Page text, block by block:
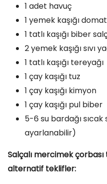
1 adet havuç
1 yemek kaşığı
1 tatlı kaşığı biber
2 yemek kaşığı sıvı
1 tatlı kaşığı tereyağı
1 çay kaşığı tuz
1 çay kaşığı kimyon
1 çay kaşığı pul biber
5-6 su bardağı
ayarlanabilir)
Salçalı mercimek
alternatif teklifler: